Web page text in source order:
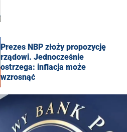
Prezes NBP złoży propozycję
rządowi. Jednocześnie
ostrzega: inflacja może
wzrosnąć